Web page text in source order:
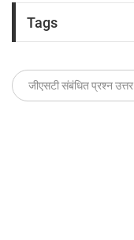
Tags
जीएसटी संबंधित प्रश्न उत्तर